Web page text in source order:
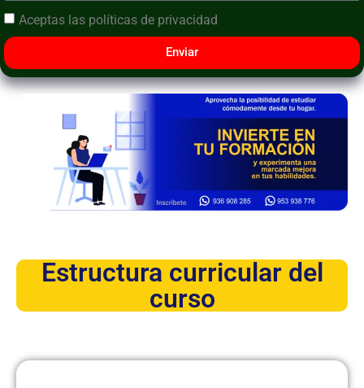
Aceptas las políticas de privacidad
Enviar
Estructura curricular del
curso